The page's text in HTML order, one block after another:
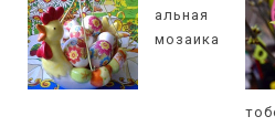
альная
мозаика